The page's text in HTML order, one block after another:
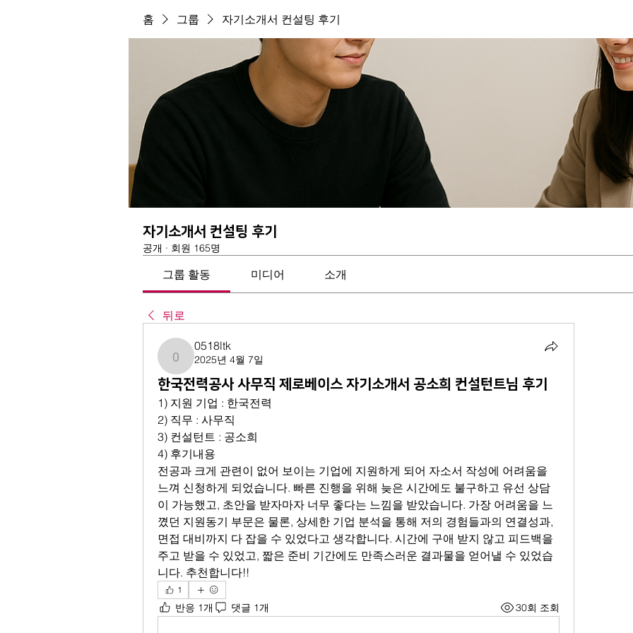
홈 그룹 자기소개서 컨설팅 후기
자기소개서 컨설팅 후기
공개 · 회원 165명
그룹 활동 미디어 소개
뒤로
0518ltk
0518ltk
2025년 4월 7일
한국전력공사 사무직 제로베이스 자기소개서 공소희 컨설턴트님 후기
1) 지원 기업 : 한국전력
2) 직무 : 사무직
3) 컨설턴트 : 공소희
4) 후기내용
전공과 크게 관련이 없어 보이는 기업에 지원하게 되어 자소서 작성에 어려움을
느껴 신청하게 되었습니다. 빠른 진행을 위해 늦은 시간에도 불구하고 유선 상담
이 가능했고, 초안을 받자마자 너무 좋다는 느낌을 받았습니다. 가장 어려움을 느
꼈던 지원동기 부문은 물론, 상세한 기업 분석을 통해 저의 경험들과의 연결성과,
면접 대비까지 다 잡을 수 있었다고 생각합니다. 시간에 구애 받지 않고 피드백을
주고 받을 수 있었고, 짧은 준비 기간에도 만족스러운 결과물을 얻어낼 수 있었습
니다. 추천합니다!!
1
반응 1개 댓글 1개 30회 조회